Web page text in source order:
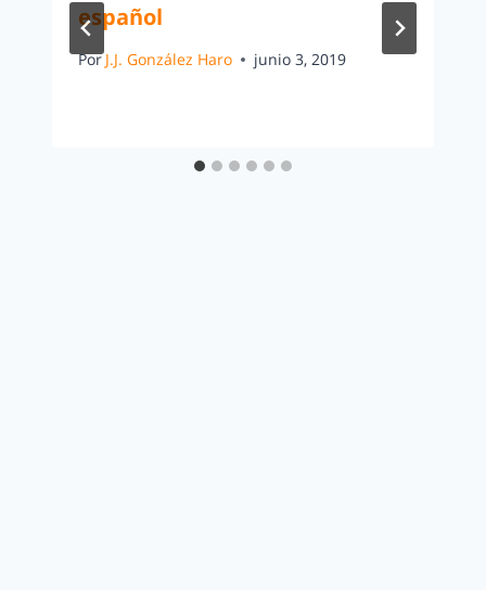
español
Por J.J. González Haro junio 3, 2019